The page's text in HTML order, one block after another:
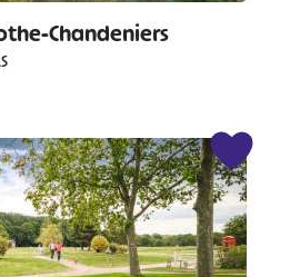
Chandeniers